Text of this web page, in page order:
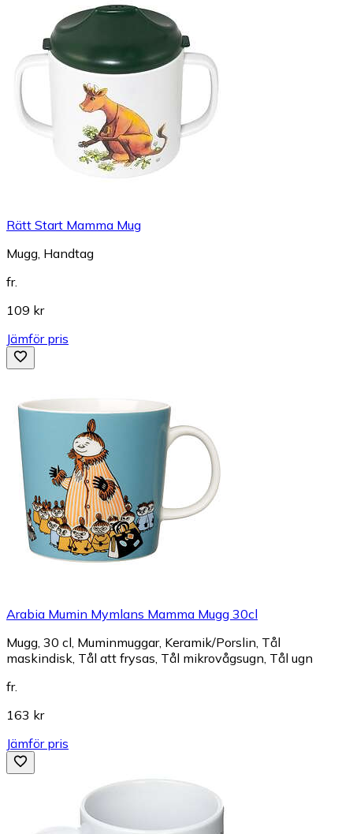
Rätt Start Mamma Mug
Mugg, Handtag
fr.
109 kr
Jämför pris
Arabia Mumin Mymlans Mamma Mugg 30cl
Mugg, 30 cl, Muminmuggar, Keramik/Porslin, Tål
maskindisk, Tål att frysas, Tål mikrovågsugn, Tål ugn
fr.
163 kr
Jämför pris